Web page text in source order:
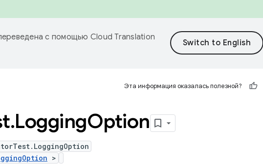
с помощью Cloud Translation
Эта информация оказалась полезной?
.LoggingOption
>